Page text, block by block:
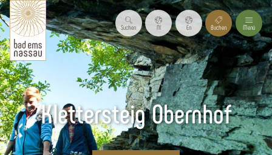
Suchen Nl En Buchen Menü
Klettersteig Obernhof